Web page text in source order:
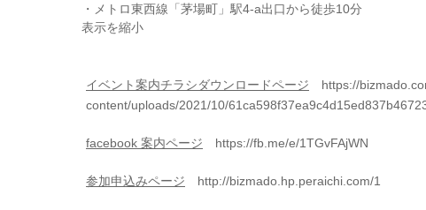
・メトロ東西線「茅場町」駅4-a出口から徒歩10分
表示を縮小
イベント案内チラシダウンロードページ https://
content/uploads/2021/10/
facebook 案内ページ https://fb.me/e/1TGvFAjWN
参加申込みページ http://bizmado.hp.peraichi.com/1